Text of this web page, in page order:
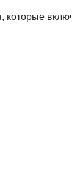
которые